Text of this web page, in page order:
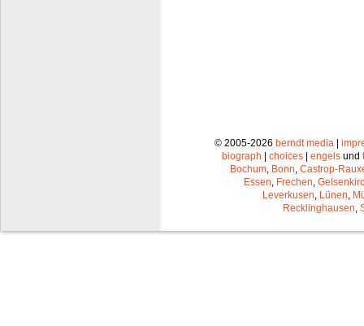
© 2005-2026 berndt media|
biograph
choices engels und
Bochum, Bonn, Castrop-
Essen, Frechen,
Leverkusen, Lünen,
Recklinghausen,